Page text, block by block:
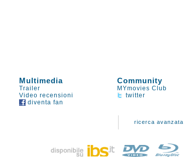
Multimedia Community
Trailer
MYmovies Club
Video recensioni
twitter
diventa fan
ricerca avanzata